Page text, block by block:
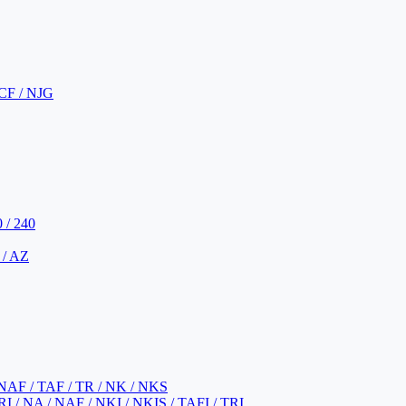
/ NJG
/ 240
AZ
/ TAF / TR / NK / NKS
/ NA / NAF / NKI / NKIS / TAFI / TRI